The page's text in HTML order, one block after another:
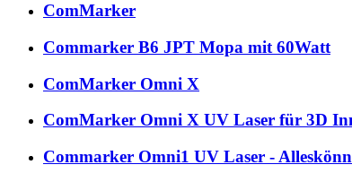
ComMarker
Commarker B6 JPT Mopa mit 60Watt
ComMarker Omni X
ComMarker Omni X UV Laser für 3D
Commarker Omni1 UV Laser -